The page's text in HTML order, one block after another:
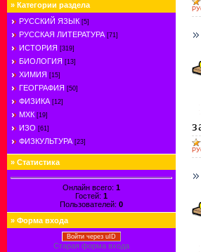
» Категории раздела
РУССКИЙ ЯЗЫК [5]
РУССКАЯ ЛИТЕРАТУРА [71]
ИСТОРИЯ [319]
БИОЛОГИЯ [13]
ХИМИЯ [15]
ГЕОГРАФИЯ [50]
ФИЗИКА [12]
МХК [19]
ИЗО [61]
ФИЗКУЛЬТУРА [23]
» Статистика
Онлайн всего: 1
Гостей: 1
Пользователей: 0
» Форма входа
Войти через uID
Старая форма входа